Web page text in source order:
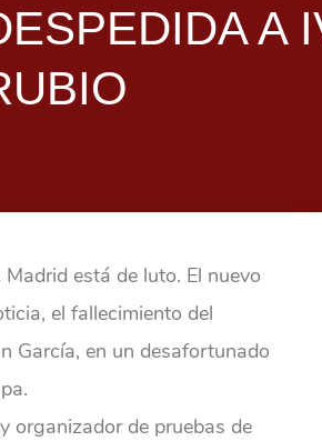
A
está de luto. El nuevo
el fallecimiento del
García, en un desafortunado
organizador de pruebas de